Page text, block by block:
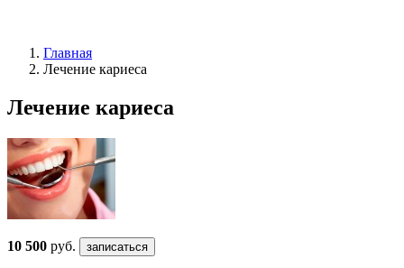
Главная
Лечение кариеса
Лечение кариеса
10 500 руб. записаться